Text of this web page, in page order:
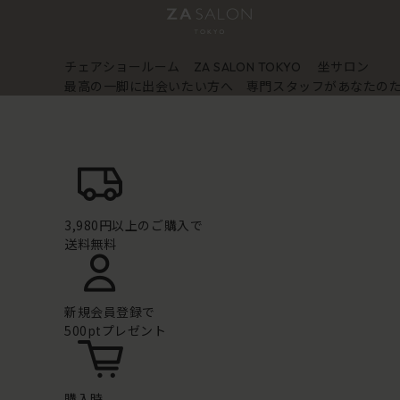
チェアショールーム ZA SALON TOKYO
坐サロン
最高の一脚に出会いたい方へ 専門スタッフがあなたの
3,980円以上のご購入で
送料無料
新規会員登録で
500ptプレゼント